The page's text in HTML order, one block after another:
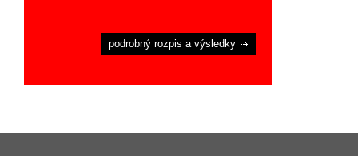
podrobný rozpis a výsledky